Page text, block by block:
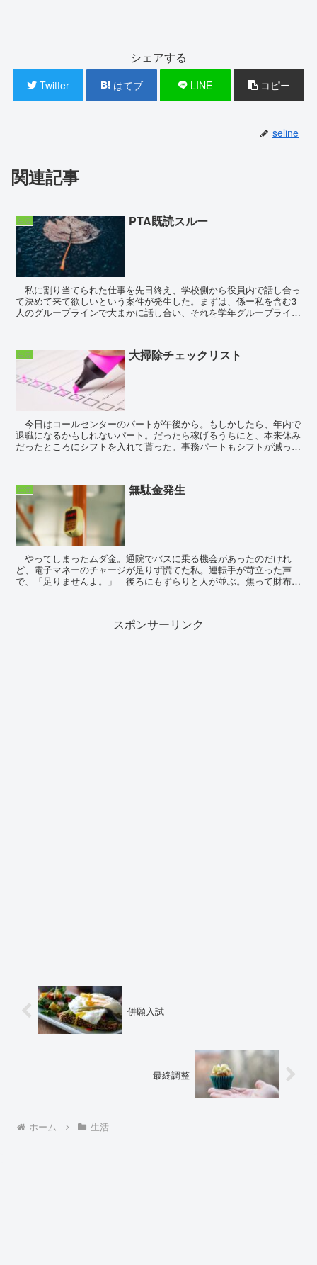
シェアする
Twitter はてブ LINE コピー
seline
関連記事
生活 PTA既読スルー
私に割り当てられた仕事を先日終え、学校側から役員内で話し合っ
て決めて来て欲しいという案件が発生した。まずは、係ー私を含む3
人のグループラインで大まかに話し合い、それを学年グループライン
生活 大掃除チェックリスト
今日はコールセンターのパートが午後から。もしかしたら、年内で
退職になるかもしれないパート。だったら稼げるうちにと、本来休み
だったところにシフトを入れて貰った。事務パートもシフトが減っ
生活 無駄金発生
やってしまったムダ金。通院でバスに乗る機会があったのだけれ
ど、電子マネーのチャージが足りず慌てた私。運転手が苛立った声
で、「足りませんよ。」 後ろにもずらりと人が並ぶ。焦って財布に
スポンサーリンク
併願入試
最終調整
ホーム 生活